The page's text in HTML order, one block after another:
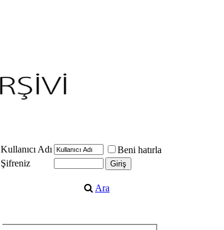
Kullanıcı Adı
Beni hatırla
Şifreniz
Ara